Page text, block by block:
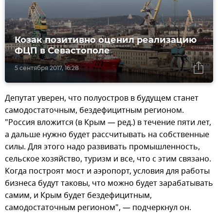
5 сентября 2017, 16:28
Козак позитивно оценил реализацию
ФЦП в Севастополе
Депутат уверен, что полуостров в будущем станет
самодостаточным, бездефицитным регионом.
"Россия вложится (в Крым — ред.) в течение пяти лет,
а дальше нужно будет рассчитывать на собственные
силы. Для этого надо развивать промышленность,
сельское хозяйство, туризм и все, что с этим связано.
Когда построят мост и аэропорт, условия для работы
бизнеса будут таковы, что можно будет зарабатывать
самим, и Крым будет бездефицитным,
самодостаточным регионом", — подчеркнул он.